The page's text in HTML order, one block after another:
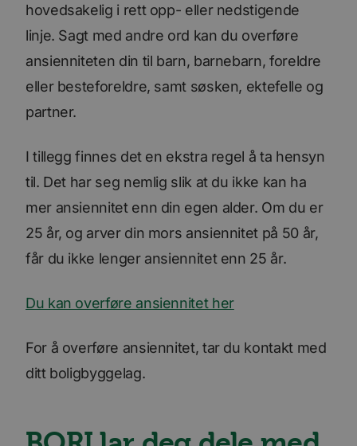
hovedsakelig i rett opp- eller nedstigende
linje. Sagt med andre ord kan du overføre
ansienniteten din til barn, barnebarn, foreldre
eller besteforeldre, samt søsken, ektefelle og
partner.
I tillegg finnes det en ekstra regel å ta hensyn
til. Det har seg nemlig slik at du ikke kan ha
mer ansiennitet enn din egen alder. Om du er
25 år, og arver din mors ansiennitet på 50 år,
får du ikke lenger ansiennitet enn 25 år.
Du kan overføre ansiennitet her
For å overføre ansiennitet, tar du kontakt med
ditt boligbyggelag.